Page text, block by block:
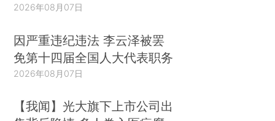
2026年08月07日
因严重违纪违法 李云泽被罢
免第十四届全国人大代表职务
2026年08月07日
【我闻】光大旗下上市公司出